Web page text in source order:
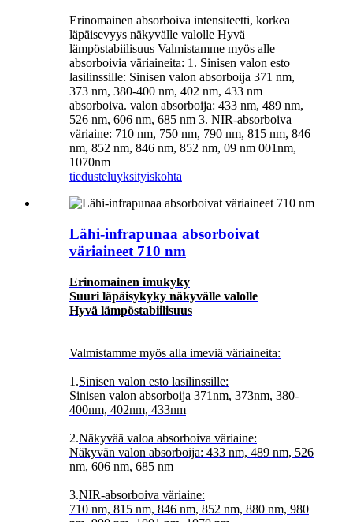
Erinomainen absorboiva intensiteetti, korkea
läpäisevyys näkyvälle valolle Hyvä
lämpöstabiilisuus Valmistamme myös alle
absorboivia väriaineita: 1. Sinisen valon esto
lasilinssille: Sinisen valon absorboija 371 nm,
373 nm, 380-400 nm, 402 nm, 433 nm
absorboiva. valon absorboija: 433 nm, 489 nm,
526 nm, 606 nm, 685 nm 3. NIR-absorboiva
väriaine: 710 nm, 750 nm, 790 nm, 815 nm, 846
nm, 852 nm, 846 nm, 852 nm, 09 nm 001nm,
1070nm
tiedusteluyksityiskohta
Lähi-infrapunaa absorboivat
väriaineet 710 nm
Erinomainen imukyky
Suuri läpäisykyky näkyvälle valolle
Hyvä lämpöstabiilisuus
Valmistamme myös alla imeviä väriaineita:
1.Sinisen valon esto lasilinssille:
Sinisen valon absorboija 371nm, 373nm, 380-
400nm, 402nm, 433nm
2.Näkyvää valoa absorboiva väriaine:
Näkyvän valon absorboija: 433 nm, 489 nm, 526
nm, 606 nm, 685 nm
3.NIR-absorboiva väriaine:
710 nm, 815 nm, 846 nm, 852 nm, 880 nm, 980